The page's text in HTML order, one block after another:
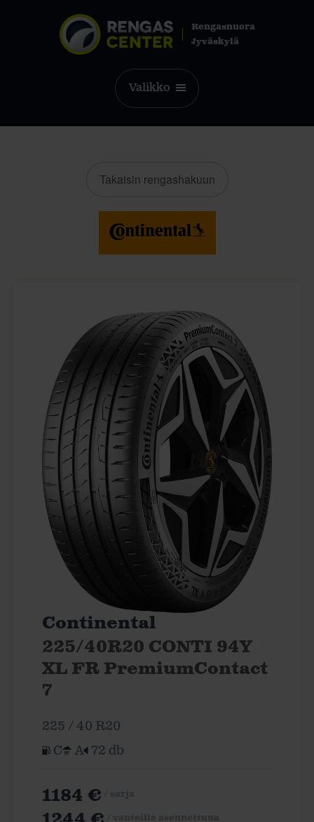
Rengasnuora
Jyväskylä
Valikko
Takaisin rengashakuun
Continental
225/40R20 CONTI 94Y
XL FR PremiumContact
7
225 / 40 R20
C
A 72 db
1184 €